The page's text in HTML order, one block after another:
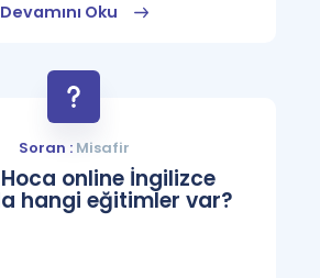
Devamını Oku
Soran :Misafir
online İngilizce
hangi eğitimler var?